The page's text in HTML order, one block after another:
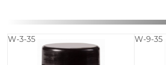
W-3-35 W-9-35